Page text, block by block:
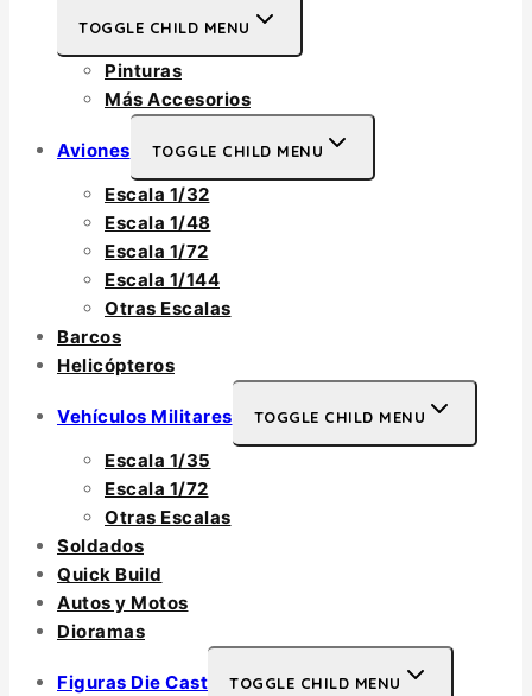
TOGGLE CHILD MENU
Pinturas
Más Accesorios
Aviones TOGGLE CHILD MENU
Escala 1/32
Escala 1/48
Escala 1/72
Escala 1/144
Otras Escalas
Barcos
Helicópteros
Vehículos Militares TOGGLE CHILD MENU
Escala 1/35
Escala 1/72
Otras Escalas
Soldados
Quick Build
Autos y Motos
Dioramas
Figuras Die Cast TOGGLE CHILD MENU